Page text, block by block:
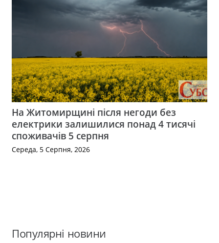
На Житомирщині після негоди без
електрики залишилися понад 4 тисячі
споживачів 5 серпня
Середа, 5 Серпня, 2026
Популярні новини